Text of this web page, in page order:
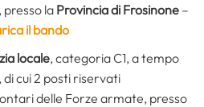
laProvincia di Frosinone–
il bando
locale, categoria C1, a tempo
cui 2 posti riservati
delle Forze armate, presso